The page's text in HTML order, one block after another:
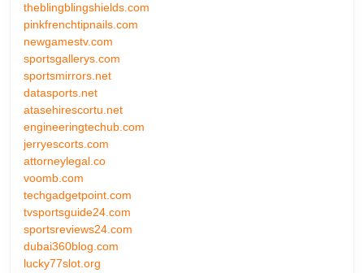
theblingblingshields.com
pinkfrenchtipnails.com
newgamestv.com
sportsgallerys.com
sportsmirrors.net
datasports.net
atasehirescortu.net
engineeringtechub.com
jerryescorts.com
attorneylegal.co
voomb.com
techgadgetpoint.com
tvsportsguide24.com
sportsreviews24.com
dubai360blog.com
lucky77slot.org